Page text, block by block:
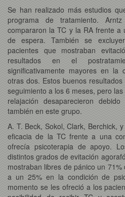
Se han realizado más estudios
programa de tratamiento.
compararon la TC y la RA frente a
de espera. También se
pacientes que mostraban
resultados en el
significativamente mayores en
otras dos. Estos buenos
seguimiento a los 6 meses, pero
relajación desaparecieron
también en este grupo.
A. T. Beck, Sokol, Clark, Berchick,
eficacia de la TC frente a una
ofrecía psicoterapia de apoyo.
distintos grados de evitación
mostraban libres de pánico un
a un 25% en la condición de
momento se les ofreció a los